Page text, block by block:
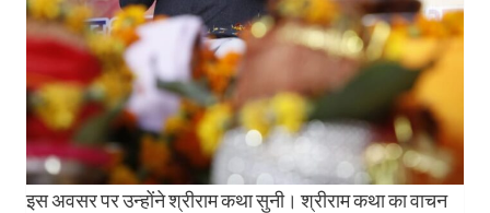
इस अवसर पर उन्होंने श्रीराम कथा सुनी। श्रीराम कथा का वाचन